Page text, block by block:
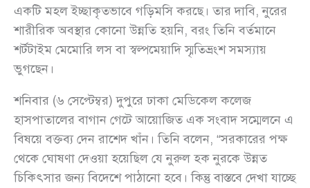
একটি মহল ইচ্ছাকৃতভাবে গড়িমসি করছে। তার দাবি, নুরের
শারীরিক অবস্থার কোনো উন্নতি হয়নি, বরং তিনি বর্তমানে
শর্টটাইম মেমোরি লস বা স্বল্পমেয়াদি স্মৃতিভ্রংশ সমস্যায়
ভুগছেন।
শনিবার (৬ সেপ্টেম্বর) দুপুরে ঢাকা মেডিকেল কলেজ
হাসপাতালের বাগান গেটে আয়োজিত এক সংবাদ সম্মেলনে এ
বিষয়ে বক্তব্য দেন রাশেদ খাঁন। তিনি বলেন, “সরকারের পক্ষ
থেকে ঘোষণা দেওয়া হয়েছিল যে নুরুল হক নুরকে উন্নত
চিকিৎসার জন্য বিদেশে পাঠানো হবে। কিন্তু বাস্তবে দেখা যাচ্ছে